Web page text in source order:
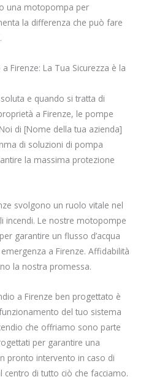
una motopompa per
la differenza che può fare
Firenze: La Tua Sicurezza è la
e quando si tratta di
a Firenze, le pompe
di [Nome della tua azienda]
di soluzioni di pompa
la massima protezione
svolgono un ruolo vitale nel
incendi. Le nostre motopompe
garantire un flusso d’acqua
a Firenze. Affidabilità
la nostra promessa.
a Firenze ben progettato è
del tuo sistema
che offriamo sono parte
per garantire una
pronto intervento in caso di
centro di tutto ciò che facciamo.